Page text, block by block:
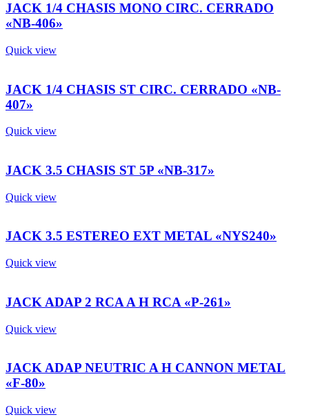
JACK 1/4 CHASIS MONO CIRC. CERRADO
«NB-406»
Quick view
JACK 1/4 CHASIS ST CIRC. CERRADO «NB-
407»
Quick view
JACK 3.5 CHASIS ST 5P «NB-317»
Quick view
JACK 3.5 ESTEREO EXT METAL «NYS240»
Quick view
JACK ADAP 2 RCA A H RCA «P-261»
Quick view
JACK ADAP NEUTRIC A H CANNON METAL
«F-80»
Quick view